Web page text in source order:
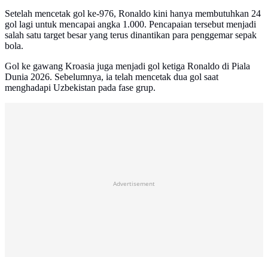
Setelah mencetak gol ke-976, Ronaldo kini hanya membutuhkan 24
gol lagi untuk mencapai angka 1.000. Pencapaian tersebut menjadi
salah satu target besar yang terus dinantikan para penggemar sepak
bola.
Gol ke gawang Kroasia juga menjadi gol ketiga Ronaldo di Piala
Dunia 2026. Sebelumnya, ia telah mencetak dua gol saat
menghadapi Uzbekistan pada fase grup.
Advertisement